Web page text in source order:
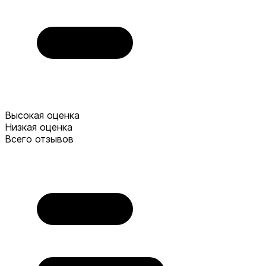
Высокая оценка
Низкая оценка
Всего отзывов